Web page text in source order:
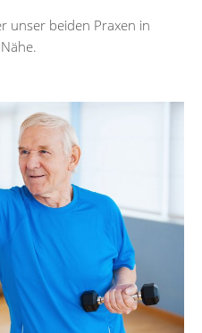
unser beiden Praxen in